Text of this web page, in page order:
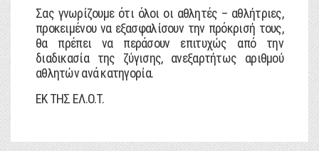
Σας γνωρίζουμε ότι όλοι οι αθλητές – αθλήτριες,
προκειμένου να εξασφαλίσουν την πρόκρισή τους,
θα πρέπει να περάσουν επιτυχώς από την
διαδικασία της ζύγισης, ανεξαρτήτως αριθμού
αθλητών ανά κατηγορία.
ΕΚ ΤΗΣ ΕΛ.Ο.Τ.